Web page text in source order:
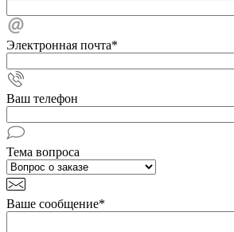
Электронная почта*
Ваш телефон
Тема вопроса
Ваше сообщение*